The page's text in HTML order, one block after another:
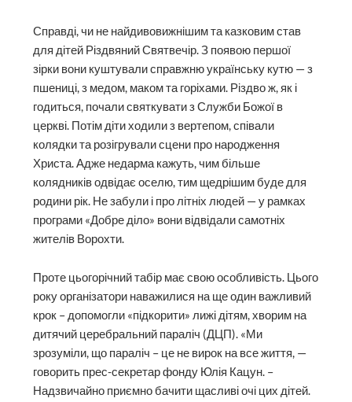
Справді, чи не найдивовижнішим та казковим став
для дітей Різдвяний Святвечір. З появою першої
зірки вони куштували справжню українську кутю — з
пшениці, з медом, маком та горіхами. Різдво ж, як і
годиться, почали святкувати з Служби Божої в
церкві. Потім діти ходили з вертепом, співали
колядки та розігрували сцени про народження
Христа. Адже недарма кажуть, чим більше
колядників одвідає оселю, тим щедрішим буде для
родини рік. Не забули і про літніх людей — у рамках
програми «Добре діло» вони відвідали самотніх
жителів Ворохти.
Проте цьогорічний табір має свою особливість. Цього
року організатори наважилися на ще один важливий
крок – допомогли «підкорити» лижі дітям, хворим на
дитячий церебральний параліч (ДЦП). «Ми
зрозуміли, що параліч – це не вирок на все життя, —
говорить прес-секретар фонду Юлія Кацун. –
Надзвичайно приємно бачити щасливі очі цих дітей.